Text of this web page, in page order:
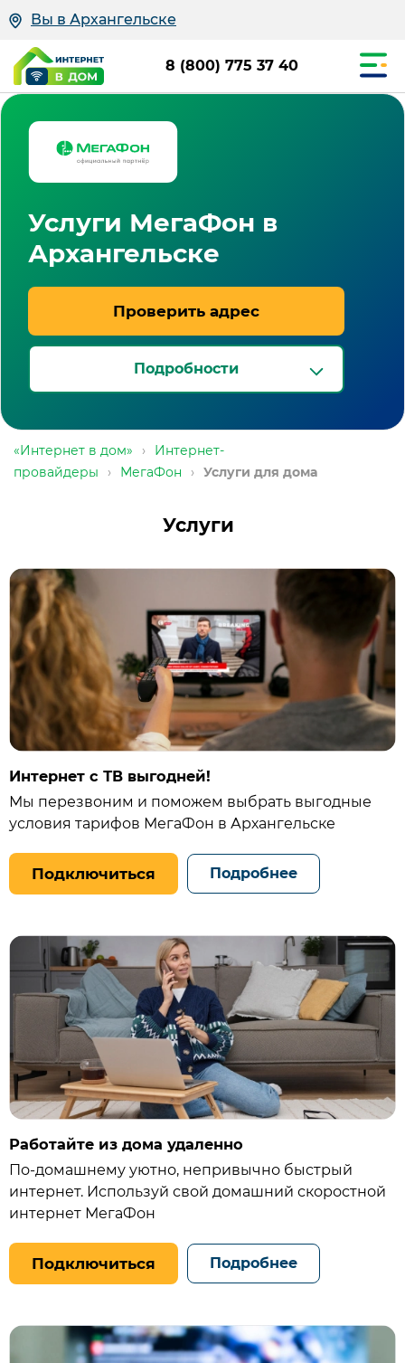
Вы в Архангельске
8 (800) 775 37 40
Услуги МегаФон в
Архангельске
Проверить адрес
Подробности
«Интернет в дом» ›
Интернет-
провайдеры
› МегаФон › Услуги для дома
Услуги
Интернет с ТВ выгодней!
Мы перезвоним и поможем выбрать выгодные
условия тарифов МегаФон в Архангельске
Подключиться Подробнее
Работайте из дома удаленно
По-домашнему уютно, непривычно быстрый
интернет. Используй свой домашний скоростной
интернет МегаФон
Подключиться Подробнее